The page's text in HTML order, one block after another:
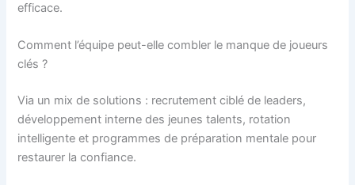
efficace.
Comment l’équipe peut-elle combler le manque de joueurs
clés ?
Via un mix de solutions : recrutement ciblé de leaders,
développement interne des jeunes talents, rotation
intelligente et programmes de préparation mentale pour
restaurer la confiance.